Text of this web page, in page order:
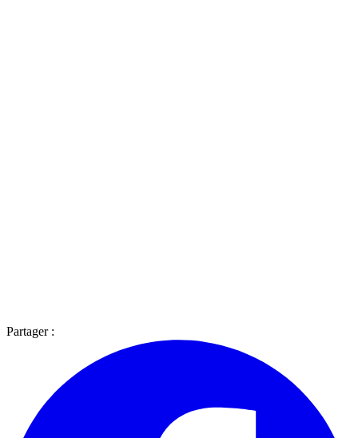
Partager :